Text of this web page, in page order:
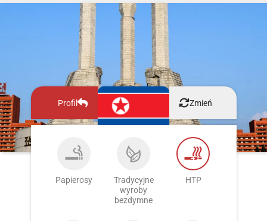
Profil Zmień
Papierosy
Tradycyjne
wyroby
bezdymne
HTP